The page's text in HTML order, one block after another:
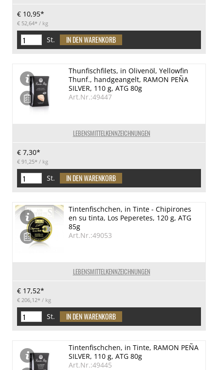
€ 10,95*
€ 52,64* / kg
St.
LEBENSMITTELKENNZEICHNUNGEN
Thunfischfilets, in Olivenöl, Yellowfin
Thunf., handgeangelt, RAMON PEÑA
SILVER, 110 g, ATG 80g
Art.Nr.:49447
€ 7,30*
€ 91,25* / kg
St.
LEBENSMITTELKENNZEICHNUNGEN
Tintenfischchen, in Tinte - Chipirones
en su tinta, Los Peperetes, 120 g, ATG
85g
Art.Nr.:49053
€ 17,52*
€ 206,12* / kg
St.
Tintenfischchen, in Tinte, RAMON PEÑA
SILVER, 110 g, ATG 80g
Art.Nr.:49445